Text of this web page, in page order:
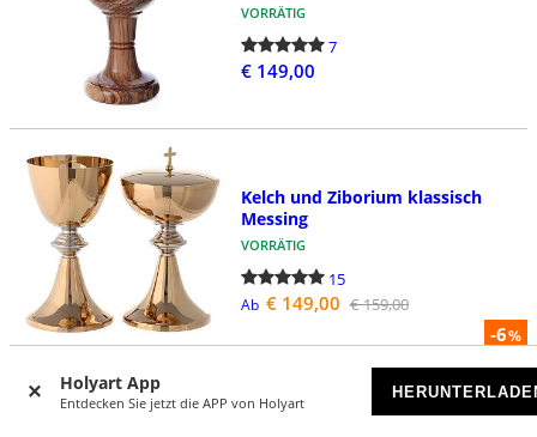
Holyart App
Entdecken Sie jetzt die APP von Holyart
VORRÄTIG
7
€ 149,00
-6%
Kelch und Ziborium klassisch
Messing
VORRÄTIG
15
Ab € 149,00 € 159,00
Kelch, Pyxis und Patene aus